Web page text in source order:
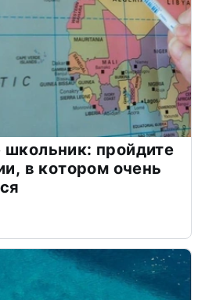
пройдите
в котором очень